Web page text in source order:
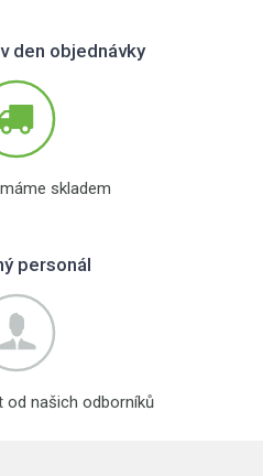
den objednávky
skladem
personál
od našich odborníků